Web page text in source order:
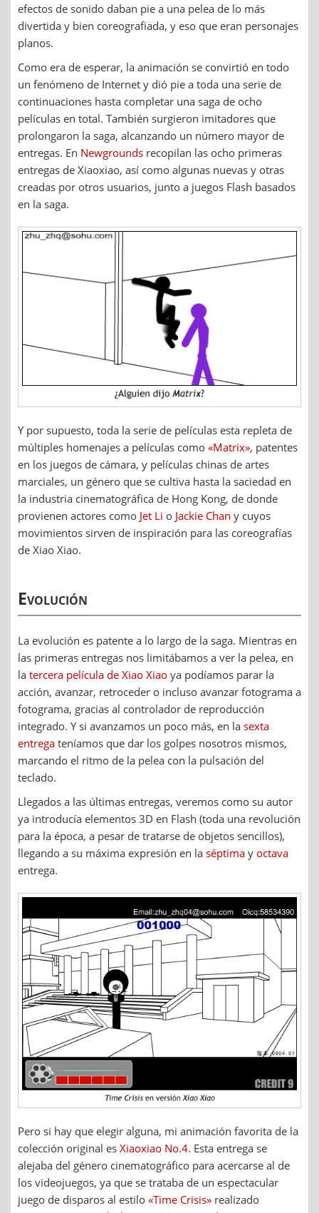
efectos de sonido daban pie a una pelea de lo más
divertida y bien coreografiada, y eso que eran personajes
planos.
Como era de esperar, la animación se convirtió en todo
un fenómeno de Internet y dió pie a toda una serie de
continuaciones hasta completar una saga de ocho
películas en total. También surgieron imitadores que
prolongaron la saga, alcanzando un número mayor de
entregas. En Newgrounds recopilan las ocho primeras
entregas de Xiaoxiao, así como algunas nuevas y otras
creadas por otros usuarios, junto a juegos Flash basados
en la saga.
Y por supuesto, toda la serie de películas esta repleta de
múltiples homenajes a películas como «Matrix», patentes
en los juegos de cámara, y películas chinas de artes
marciales, un género que se cultiva hasta la saciedad en
la industria cinematográfica de Hong Kong, de donde
provienen actores como Jet Li o Jackie Chan y cuyos
movimientos sirven de inspiración para las coreografías
de Xiao Xiao.
Evolución
La evolución es patente a lo largo de la saga. Mientras en
las primeras entregas nos limitábamos a ver la pelea, en
la tercera película de Xiao Xiao ya podíamos parar la
acción, avanzar, retroceder o incluso avanzar fotograma a
fotograma, gracias al controlador de reproducción
integrado. Y si avanzamos un poco más, en la sexta
entrega teníamos que dar los golpes nosotros mismos,
marcando el ritmo de la pelea con la pulsación del
teclado.
Llegados a las últimas entregas, veremos como su autor
ya introducía elementos 3D en Flash (toda una revolución
para la época, a pesar de tratarse de objetos sencillos),
llegando a su máxima expresión en la séptima y octava
entrega.
Pero si hay que elegir alguna, mi animación favorita de la
colección original es Xiaoxiao No.4. Esta entrega se
alejaba del género cinematográfico para acercarse al de
los videojuegos, ya que se trataba de un espectacular
juego de disparos al estilo «Time Crisis» realizado